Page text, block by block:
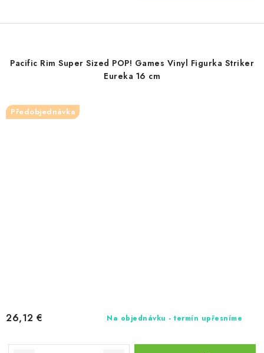
Pacific Rim Super Sized POP! Games Vinyl Figurka Striker
Eureka 16 cm
Předobjednávka
Na objednávku - termín upřesníme
26,12 €